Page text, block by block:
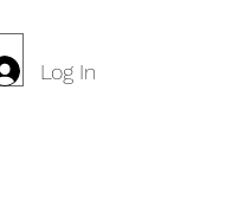
Log In